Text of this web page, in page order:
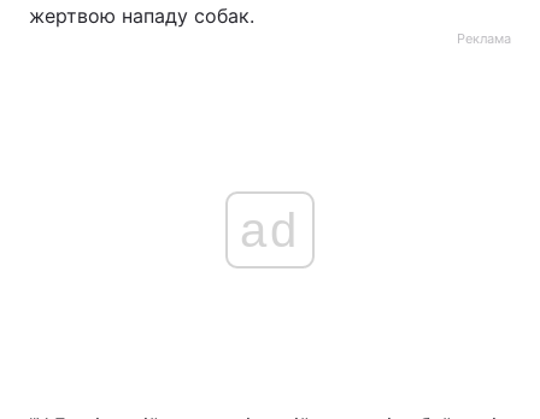
жертвою нападу собак.
Реклама
ad